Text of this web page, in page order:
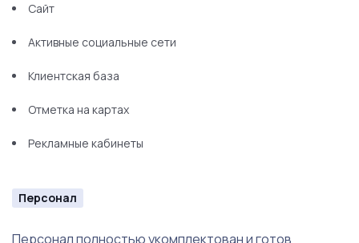
Сайт
Активные социальные сети
Клиентская база
Отметка на картах
Рекламные кабинеты
Персонал
Персонал полностью укомплектован и готов